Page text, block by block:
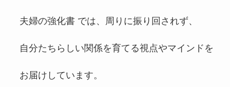
夫婦の強化書 では、周りに振り回されず、
自分たちらしい関係を育てる視点やマインドを
お届けしています。